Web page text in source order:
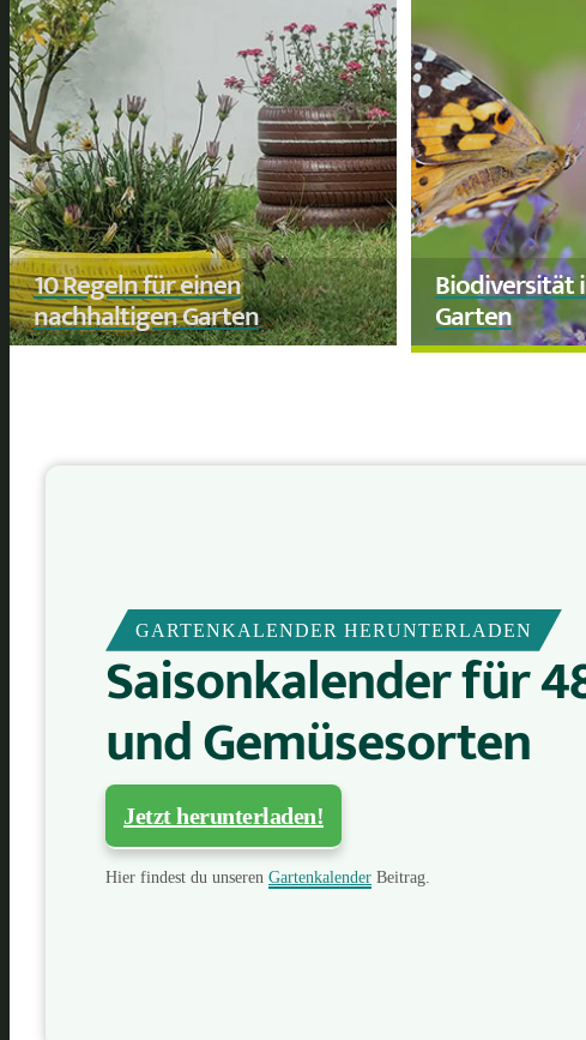
10 Regeln für einen
nachhaltigen Garten
Biodiversität
Garten
GARTENKALENDER HERUNTERLADEN
Saisonkalender für
und Gemüsesorten
Jetzt herunterladen!
Hier findest du unseren Gartenkalender Beitrag.